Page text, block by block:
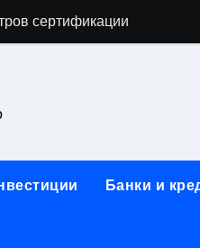
сертификации
и электрооборудование
базальтового
для освоения
Банки и